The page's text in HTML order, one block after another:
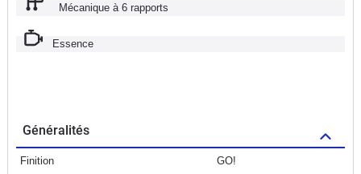
Mécanique à 6 rapports
Essence
Généralités
Finition GO!